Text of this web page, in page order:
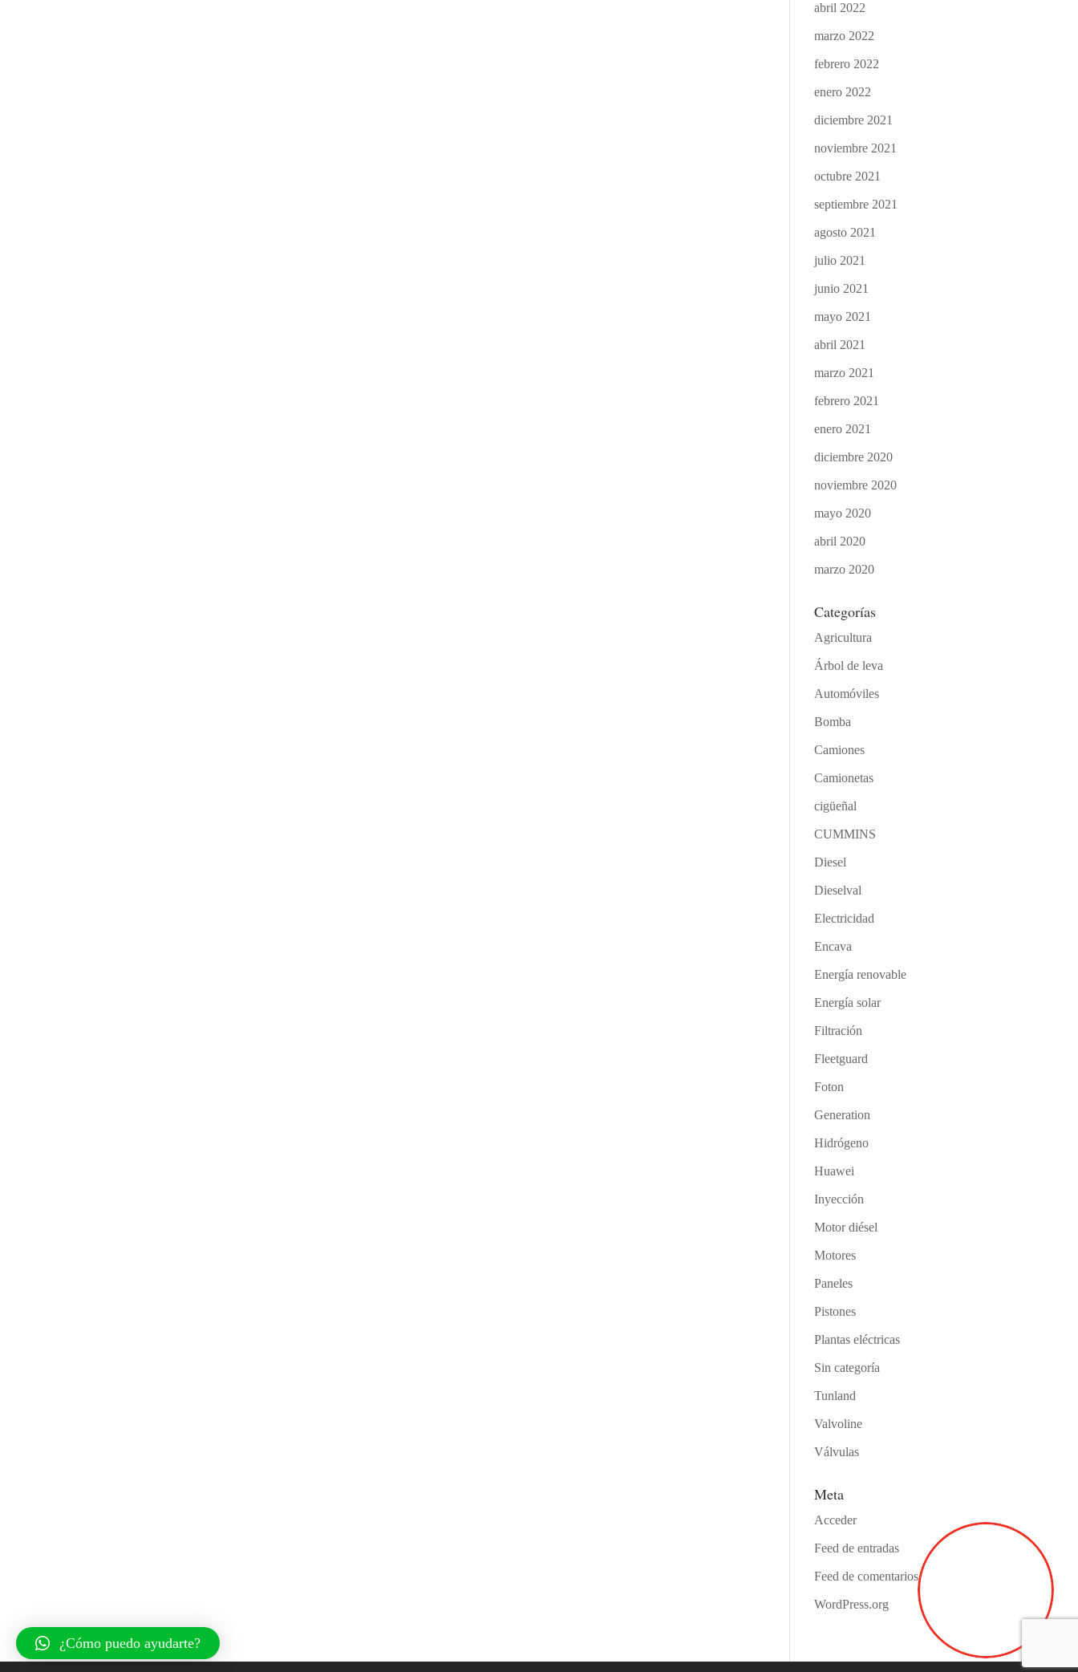
abril 2022
marzo 2022
febrero 2022
enero 2022
diciembre 2021
noviembre 2021
octubre 2021
septiembre 2021
agosto 2021
julio 2021
junio 2021
mayo 2021
abril 2021
marzo 2021
febrero 2021
enero 2021
diciembre 2020
noviembre 2020
mayo 2020
abril 2020
marzo 2020
Categorías
Agricultura
Árbol de leva
Automóviles
Bomba
Camiones
Camionetas
cigüeñal
CUMMINS
Diesel
Dieselval
Electricidad
Encava
Energía renovable
Energía solar
Filtración
Fleetguard
Foton
Generation
Hidrógeno
Huawei
Inyección
Motor diésel
Motores
Paneles
Pistones
Plantas eléctricas
Sin categoría
Tunland
Valvoline
Válvulas
Meta
Acceder
Feed de entradas
Feed de comentarios
WordPress.org
¿Cómo puedo ayudarte?